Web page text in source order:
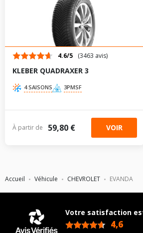
Accueil Véhicule CHEVROLET EVANDA
4.6/5 (3463 avis)
KLEBER QUADRAXER 3
4 SAISONS 3PMSF
À partir de 59,80 € VOIR
Votre satisfaction
4,6